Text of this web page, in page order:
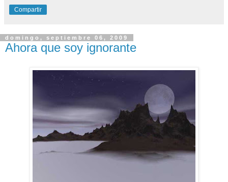
Compartir
domingo, septiembre 06, 2009
Ahora que soy ignorante